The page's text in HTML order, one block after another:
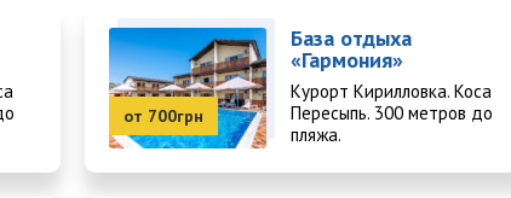
от 700грн
База отдыха
«Гармония»
Курорт Кирилловка. Коса
Пересыпь. 300 метров до
пляжа.